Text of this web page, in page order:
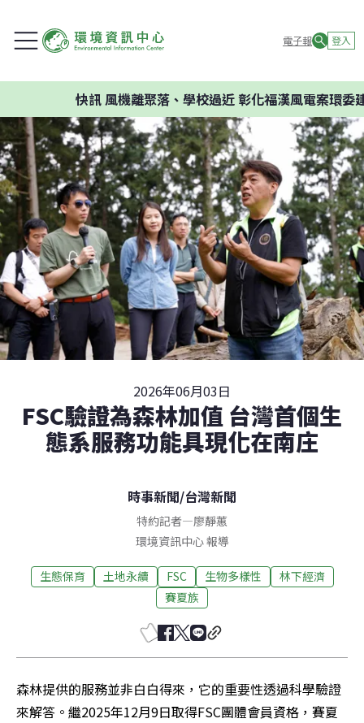
電子報 登入
風機離聚落、學校過近 彰化福漢風電案環委建議不應
2026年06月03日
FSC驗證為森林加值 台灣首個生
態系服務功能具現化在南庄
時事新聞/台灣新聞
特約記者—廖靜蕙
環境資訊中心 報導
生態保育 土地永續 FSC 生物多樣性
林下經濟
賽夏族
森林提供的服務並非白白得來，它的重要性透過科學驗證
來解答。繼2025年12月9日取得FSC團體會員資格，賽夏